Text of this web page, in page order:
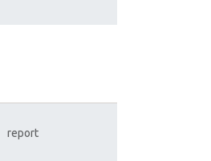
report